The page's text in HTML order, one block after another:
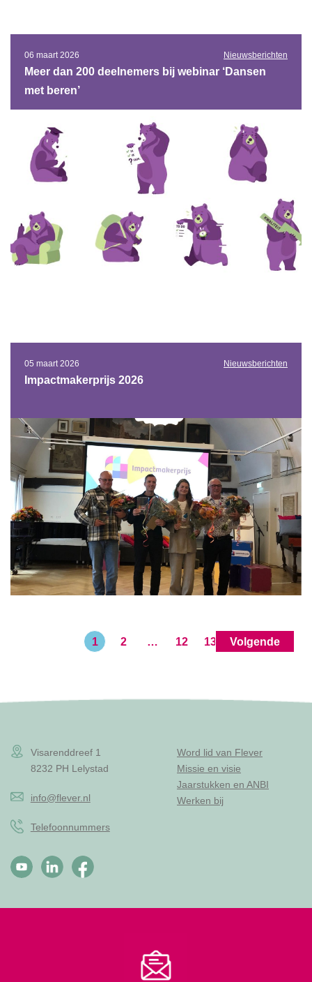
06 maart 2026 Nieuwsberichten
Meer dan 200 deelnemers bij webinar ‘Dansen
met beren’
05 maart 2026 Nieuwsberichten
Impactmakerprijs 2026
1 2 … 12 13 Volgende
Visarenddreef 1
8232 PH Lelystad
info@flever.nl
Telefoonnummers
Word lid van Flever
Missie en visie
Jaarstukken en ANBI
Werken bij